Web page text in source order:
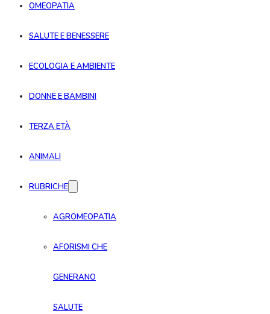
OMEOPATIA
SALUTE E BENESSERE
ECOLOGIA E AMBIENTE
DONNE E BAMBINI
TERZA ETÀ
ANIMALI
RUBRICHE
AGROMEOPATIA
AFORISMI CHE
GENERANO
SALUTE